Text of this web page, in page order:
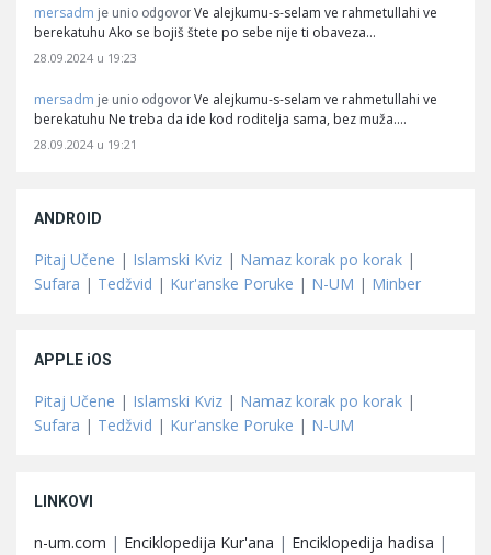
mersadm je unio odgovor Ve alejkumu-s-selam ve rahmetullahi ve
berekatuhu Ako se bojiš štete po sebe nije ti obaveza…
28.09.2024 u 19:23
mersadm je unio odgovor Ve alejkumu-s-selam ve rahmetullahi ve
berekatuhu Ne treba da ide kod roditelja sama, bez muža.…
28.09.2024 u 19:21
ANDROID
Pitaj Učene | Islamski Kviz | Namaz korak po korak |
Sufara | Tedžvid | Kur'anske Poruke | N-UM | Minber
APPLE iOS
Pitaj Učene | Islamski Kviz | Namaz korak po korak |
Sufara | Tedžvid | Kur'anske Poruke | N-UM
LINKOVI
n-um.com | Enciklopedija Kur'ana | Enciklopedija hadisa |